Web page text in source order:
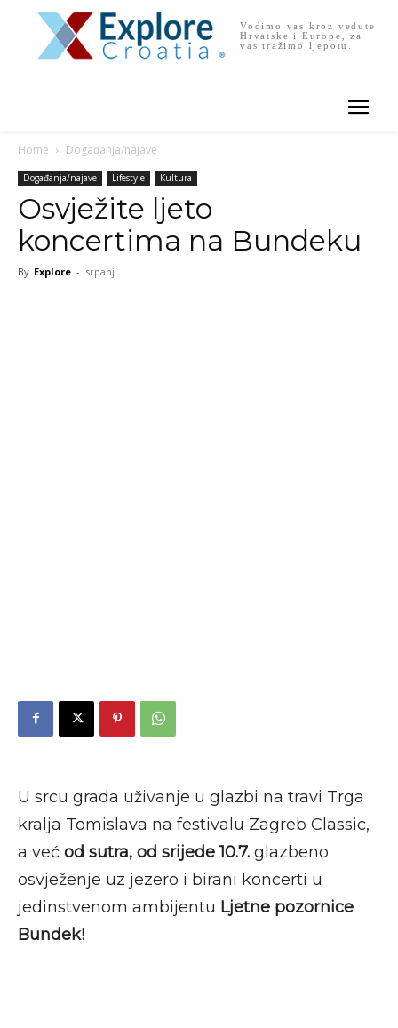
Vodimo vas kroz vedute
Hrvatske i Europe, za
vas tražimo ljepotu.
Home Događanja/najave
Događanja/najave Lifestyle Kultura
Osvježite ljeto
koncertima na Bundeku
By Explore - srpanj
U srcu grada uživanje u glazbi na travi Trga
kralja Tomislava na festivalu Zagreb Classic,
a već od sutra, od srijede 10.7. glazbeno
osvježenje uz jezero i birani koncerti u
jedinstvenom ambijentu Ljetne pozornice
Bundek!